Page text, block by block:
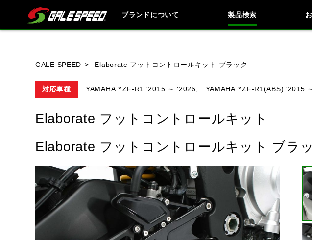
ブランドについて 製品検索
GALE SPEED Elaborate フットコントロールキット ブラック
対応車種 YAMAHA YZF-R1 '2015 ～ '2026, YAMAHA YZF-R1(ABS) '2015
Elaborate フットコントロールキット
Elaborate フットコントロールキット ブラ